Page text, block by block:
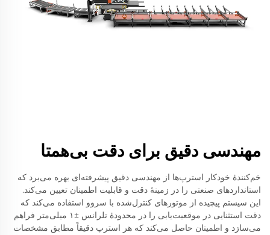
مهندسی دقیق برای دقت بی‌همتا
خم‌کنندهٔ خودکار استرپ‌ها از مهندسی دقیق پیشرفته‌ای بهره می‌برد که
استانداردهای صنعتی را در زمینهٔ دقت و قابلیت اطمینان تعیین می‌کند.
این سیستم پیچیده از موتورهای کنترل‌شده با سروو استفاده می‌کند که
دقت استثنایی در موقعیت‌یابی را در محدودهٔ تلرانس ±۱ میلی‌متر فراهم
می‌سازد و اطمینان حاصل می‌کند که هر استرپ دقیقاً مطابق مشخصات